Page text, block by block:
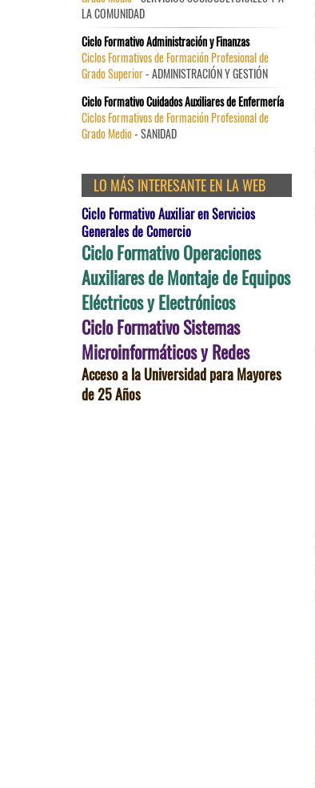
LA COMUNIDAD
Ciclo Formativo Administración y Finanzas
Ciclos Formativos de Formación Profesional de
Grado Superior- ADMINISTRACIÓN Y GESTIÓN
Ciclo Formativo Cuidados Auxiliares de Enfermería
Ciclos Formativos de Formación Profesional de
Grado Medio- SANIDAD
LO MÁS INTERESANTE EN LA WEB
Ciclo Formativo Auxiliar en Servicios
Generales de Comercio
Ciclo Formativo Operaciones
Auxiliares de Montaje de Equipos
Eléctricos y Electrónicos
Ciclo Formativo Sistemas
Microinformáticos y Redes
Acceso a la Universidad para Mayores
de 25 Años